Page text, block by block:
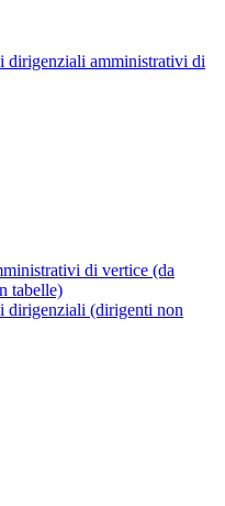
dirigenziali amministrativi di
di vertice (da
tabelle)
dirigenziali (dirigenti non